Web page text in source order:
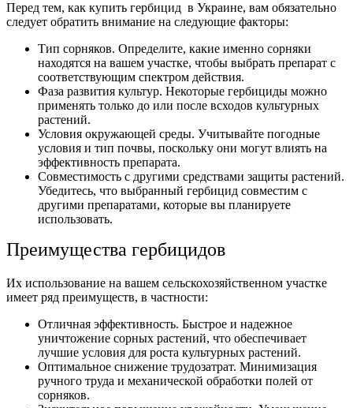
Перед тем, как купить гербицид в Украине, вам обязательно
следует обратить внимание на следующие факторы:
Тип сорняков. Определите, какие именно сорняки
находятся на вашем участке, чтобы выбрать препарат с
соответствующим спектром действия.
Фаза развития культур. Некоторые гербициды можно
применять только до или после всходов культурных
растений.
Условия окружающей среды. Учитывайте погодные
условия и тип почвы, поскольку они могут влиять на
эффективность препарата.
Совместимость с другими средствами защиты растений.
Убедитесь, что выбранный гербицид совместим с
другими препаратами, которые вы планируете
использовать.
Преимущества гербицидов
Их использование на вашем сельскохозяйственном участке
имеет ряд преимуществ, в частности:
Отличная эффективность. Быстрое и надежное
уничтожение сорных растений, что обеспечивает
лучшие условия для роста культурных растений.
Оптимальное снижение трудозатрат. Минимизация
ручного труда и механической обработки полей от
сорняков.